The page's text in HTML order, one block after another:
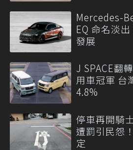
Mercedes-
EQ 命名淡
發展
J SPACE翻
用車冠軍 台
4.8%
停車再開騎
遭罰引民怨
定